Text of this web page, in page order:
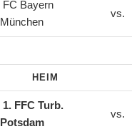
FC Bayern
München
vs.
HEIM
1. FFC Turb.
Potsdam
vs.